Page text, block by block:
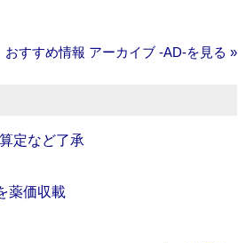
おすすめ情報 アーカイブ ‐AD‐を見る »
定など了承
薬価収載